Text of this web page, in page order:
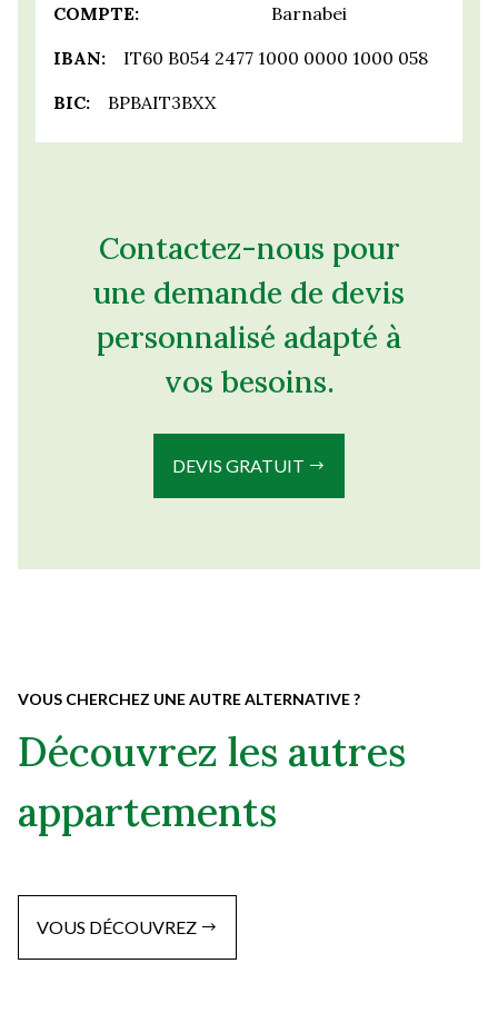
COMPTE:
Barnabei
IBAN:
IT60 B054 2477 1000 0000 1000 058
BIC:
BPBAIT3BXX
Contactez-nous pour
une demande de devis
personnalisé adapté à
vos besoins.
DEVIS GRATUIT
VOUS CHERCHEZ UNE AUTRE ALTERNATIVE ?
Découvrez les autres
appartements
VOUS DÉCOUVREZ